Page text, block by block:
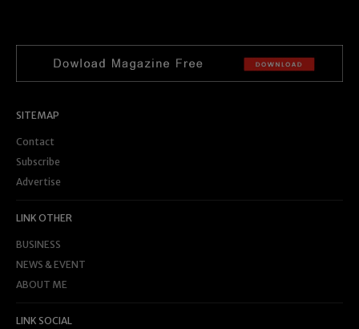
SITEMAP
Contact
Subscribe
Advertise
LINK OTHER
BUSINESS
NEWS & EVENT
ABOUT ME
LINK SOCIAL